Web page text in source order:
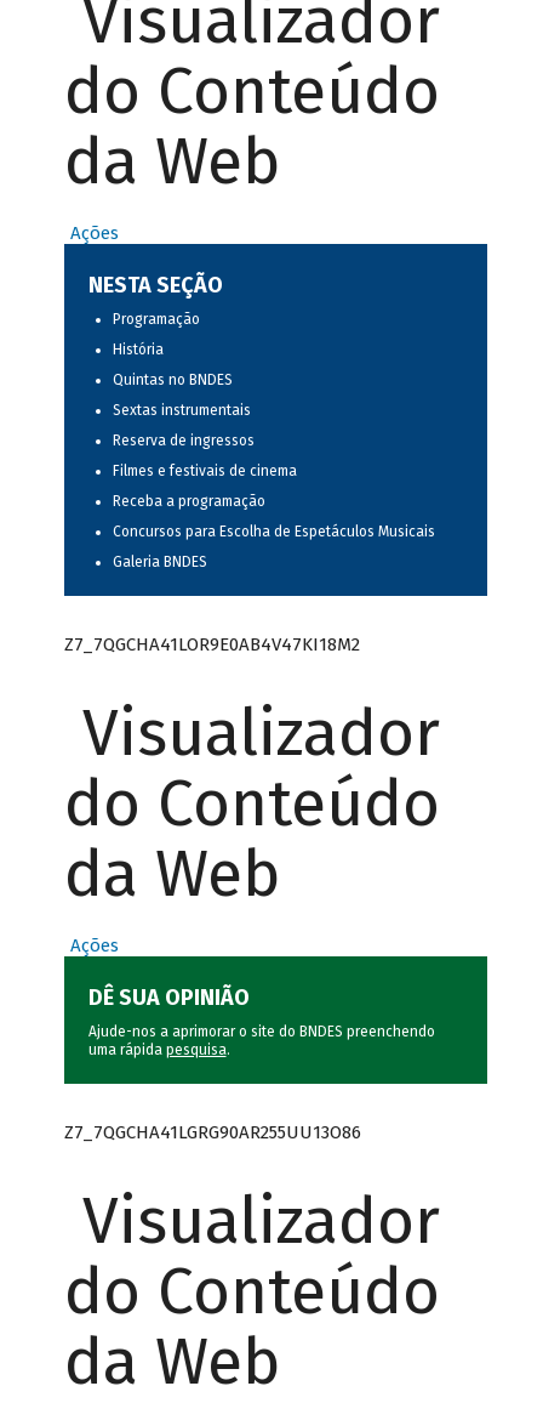
Visualizador
do Conteúdo
da Web
Ações
NESTA SEÇÃO
Programação
História
Quintas no BNDES
Sextas instrumentais
Reserva de ingressos
Filmes e festivais de cinema
Receba a programação
Concursos para Escolha de Espetáculos Musicais
Galeria BNDES
Z7_7QGCHA41LOR9E0AB4V47KI18M2
Visualizador
do Conteúdo
da Web
Ações
DÊ SUA OPINIÃO
Ajude-nos a aprimorar o site do BNDES preenchendo
uma rápida pesquisa.
Z7_7QGCHA41LGRG90AR255UU13O86
Visualizador
do Conteúdo
da Web